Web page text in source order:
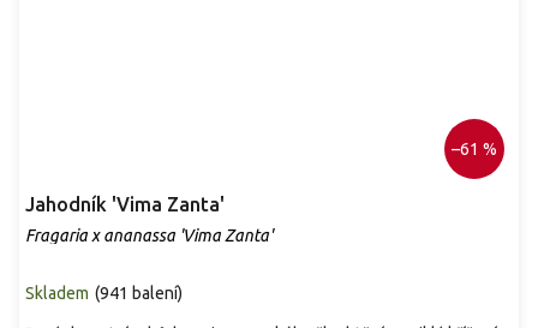
–61 %
Jahodník 'Vima Zanta'
Fragaria x ananassa 'Vima Zanta'
Skladem (941 balení)